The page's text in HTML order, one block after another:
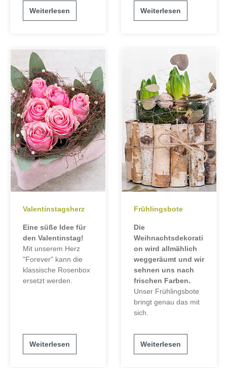
Weiterlesen Weiterlesen
Valentinstagsherz
Eine süße Idee für
den Valentinstag!
Mit unserem Herz
"Forever" kann die
klassische Rosenbox
ersetzt werden.
Weiterlesen
Frühlingsbote
Die
Weihnachtsdekorati
on wird allmählich
weggeräumt und wir
sehnen uns nach
frischen Farben.
Unser Frühlingsbote
bringt genau das mit
sich.
Weiterlesen